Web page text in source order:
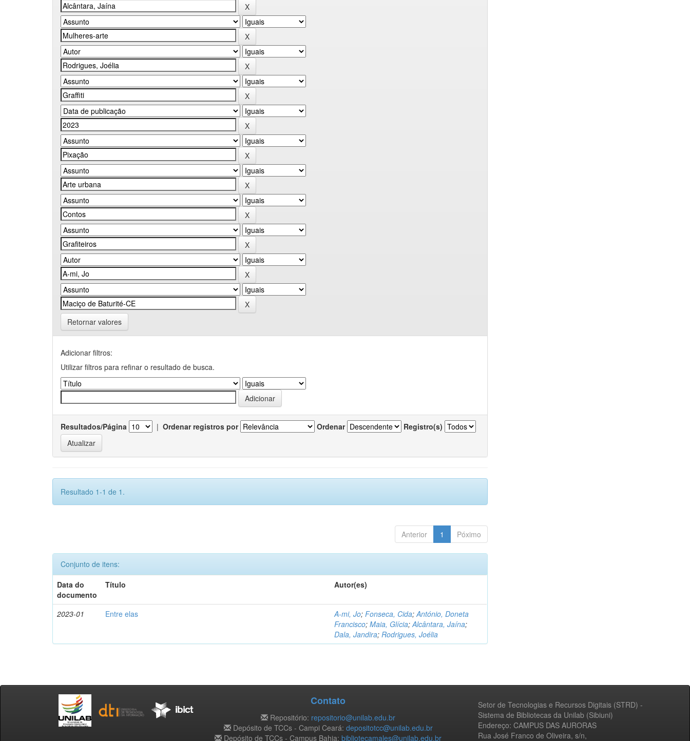
Retornar valores
Adicionar filtros:
Utilizar filtros para refinar o resultado de busca.
Resultados/Página | Ordenar registros por Ordenar Registro(s)
Resultado 1-1 de 1.
Anterior 1 Póximo
Conjunto de itens:
Data do
documento
Título Autor(es)
2023-01 Entre elas A-mi, Jo;Fonseca, Cida;António, Doneta
Francisco;Maia, Glícia;Alcântara, Jaína;
Dala, Jandira;Rodrigues, Joélia
Setor de Tecnologias e Recursos Digitais (STRD) -
Sistema de Bibliotecas da Unilab (Sibiuni)
Endereço: CAMPUS DAS AURORAS
Rua José Franco de Oliveira, s/n,
Contato
Repositório: repositorio@unilab.edu.br
Depósito de TCCs - Campi Ceará: depositotcc@unilab.edu.br
Depósito de TCCs - Campus Bahia: bibliotecamales@unilab.edu.br